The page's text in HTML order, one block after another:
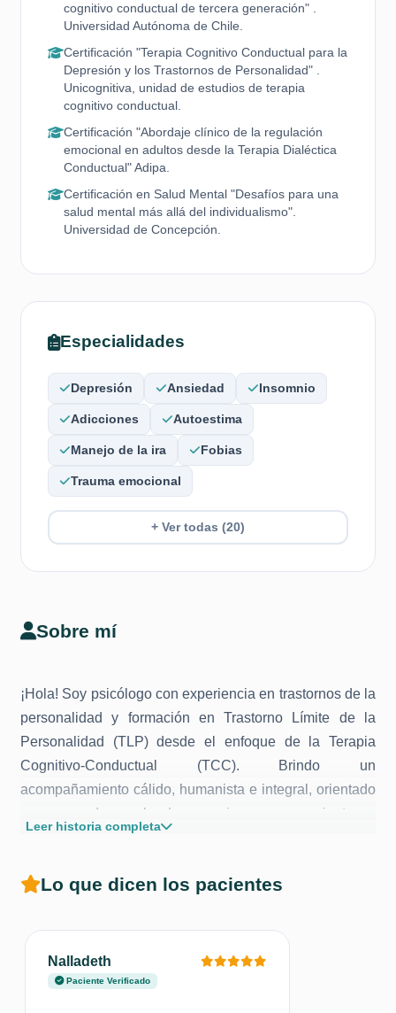
Sobre mí
¡Hola! Soy psicólogo con experiencia en trastornos de la
personalidad y formación en Trastorno Límite de la
Personalidad (TLP) desde el enfoque de la Terapia
Cognitivo-Conductual (TCC). Brindo un
acompañamiento cálido, humanista e integral, orientado
a comprender y abordar emociones, pensamientos y
conductas que afectan la vida cotidiana.
utilizando técnicas basadas en evidencia de segunda y
Terapia Racional Emotiva Conductual (TREC) y Terapia
de Aceptación y Compromiso (ACT) con enfoque en
Mindfulness. Estas herramientas favorecen la regulación
Leer historia completa
Lo que dicen los pacientes
Nalladeth
Paciente Verificado
cognitivo conductual de tercera generación" .
Universidad Autónoma de Chile.
Certificación "Terapia Cognitivo Conductual para la
Depresión y los Trastornos de Personalidad" .
Unicognitiva, unidad de estudios de terapia
cognitivo conductual.
Certificación "Abordaje clínico de la regulación
emocional en adultos desde la Terapia Dialéctica
Conductual" Adipa.
Certificación en Salud Mental "Desafíos para una
salud mental más allá del individualismo".
Universidad de Concepción.
Especialidades
Depresión Ansiedad Insomnio
Adicciones Autoestima
Manejo de la ira Fobias
Trauma emocional
+ Ver todas (20)